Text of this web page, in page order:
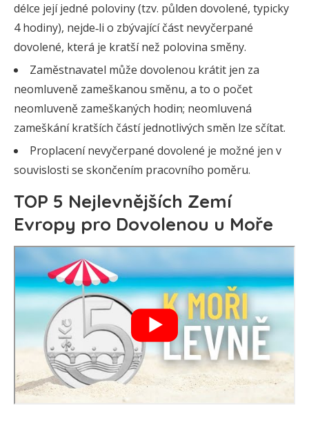
délce její jedné poloviny (tzv. půlden dovolené, typicky
4 hodiny), nejde‑li o zbývající část nevyčerpané
dovolené, která je kratší než polovina směny.
Zaměstnavatel může dovolenou krátit jen za
neomluveně zameškanou směnu, a to o počet
neomluveně zameškaných hodin; neomluvená
zameškání kratších částí jednotlivých směn lze sčítat.
Proplacení nevyčerpané dovolené je možné jen v
souvislosti se skončením pracovního poměru.
TOP 5 Nejlevnějších Zemí
Evropy pro Dovolenou u Moře